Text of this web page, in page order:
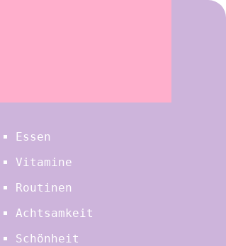
Essen
Vitamine
Routinen
Achtsamkeit
Schönheit